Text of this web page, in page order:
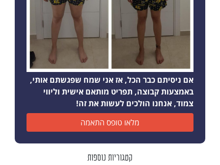
אם ניסיתם כבר הכל, אז אני שמח שפגשתם אותי,
באמצעות קבוצה, תפריט מותאם אישית וליווי
צמוד, אנחנו הולכים לעשות את זה!
מלאו טופס התאמה
קטגוריות נוספות